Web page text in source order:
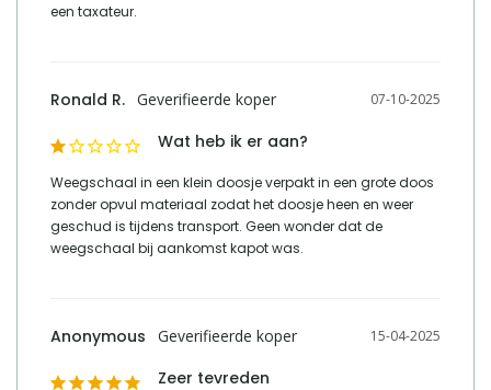
een taxateur.
07-10-2025
Ronald R.
Wat heb ik er aan?
Weegschaal in een klein doosje verpakt in een grote doos
zonder opvul materiaal zodat het doosje heen en weer
geschud is tijdens transport. Geen wonder dat de
weegschaal bij aankomst kapot was.
15-04-2025
Anonymous
Zeer tevreden